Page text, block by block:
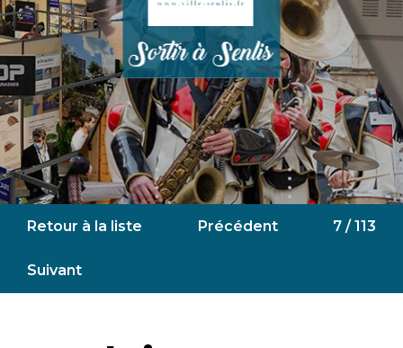
Retour à la liste Précédent 7 / 113
Suivant